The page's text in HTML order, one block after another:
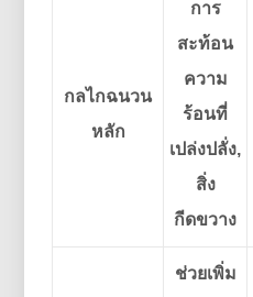
กลไกฉนวน
หลัก
การ
สะท้อน
ความ
ร้อนที่
เปล่งปลั่ง,
สิ่ง
กีดขวาง
ช่วยเพิ่ม